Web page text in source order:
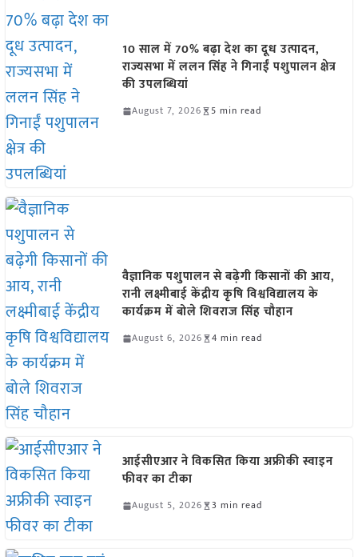
10 साल में 70% बढ़ा देश का दूध उत्पादन,
राज्यसभा में ललन सिंह ने गिनाईं पशुपालन क्षेत्र
की उपलब्धियां
August 7, 2026 5 min read
वैज्ञानिक पशुपालन से बढ़ेगी किसानों की आय,
रानी लक्ष्मीबाई केंद्रीय कृषि विश्वविद्यालय के
कार्यक्रम में बोले शिवराज सिंह चौहान
August 6, 2026 4 min read
आईसीएआर ने विकसित किया अफ्रीकी स्वाइन
फीवर का टीका
August 5, 2026 3 min read